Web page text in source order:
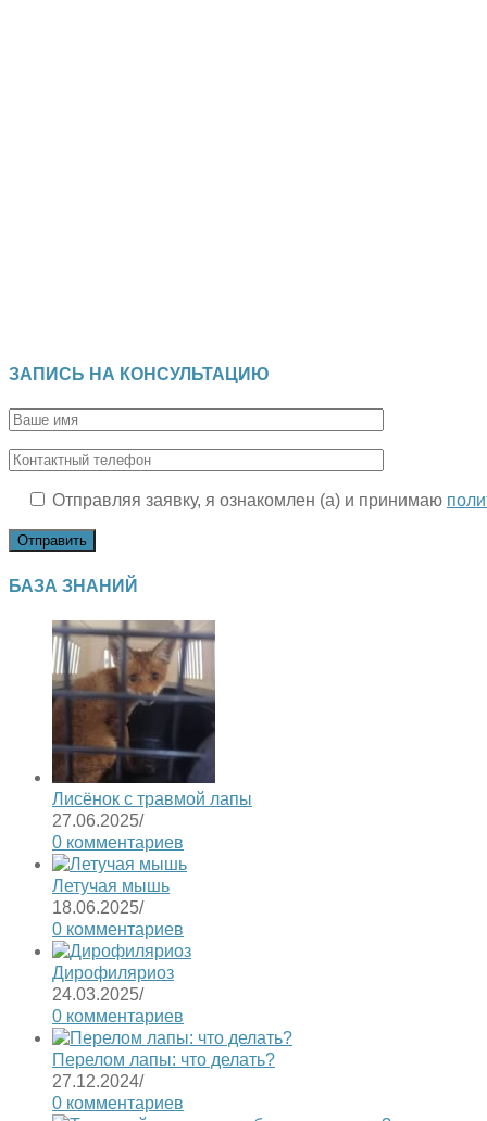
ЗАПИСЬ НА КОНСУЛЬТАЦИЮ
Отправляя заявку, я ознакомлен (а) и принимаю
БАЗА ЗНАНИЙ
Лисёнок с травмой лапы
27.06.2025/
0 комментариев
Летучая мышь
18.06.2025/
0 комментариев
Дирофиляриоз
24.03.2025/
0 комментариев
Перелом лапы: что делать?
27.12.2024/
0 комментариев